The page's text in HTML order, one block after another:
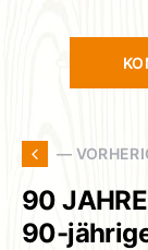
—
90
90-